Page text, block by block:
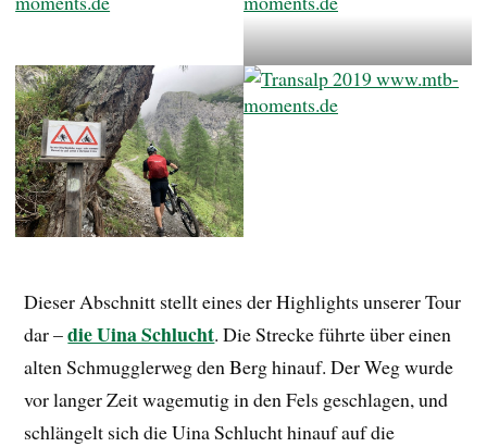
Dieser Abschnitt stellt eines der Highlights unserer Tour
dar –die Uina Schlucht. Die Strecke führte über einen
alten Schmugglerweg den Berg hinauf. Der Weg wurde
vor langer Zeit wagemutig in den Fels geschlagen, und
schlängelt sich die Uina Schlucht hinauf auf die